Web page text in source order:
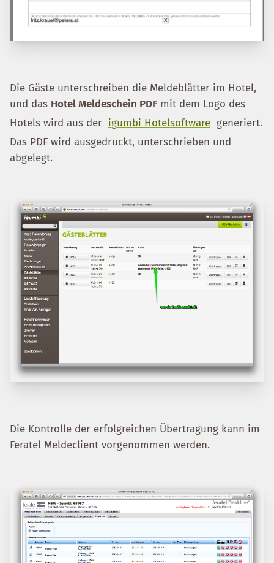
Die Gäste unterschreiben die Meldeblätter im Hotel,
und das Hotel Meldeschein PDF mit dem Logo des
Hotels wird aus der igumbi Hotelsoftware generiert.
Das PDF wird ausgedruckt, unterschrieben und
abgelegt.
Die Kontrolle der erfolgreichen Übertragung kann im
Feratel Meldeclient vorgenommen werden.